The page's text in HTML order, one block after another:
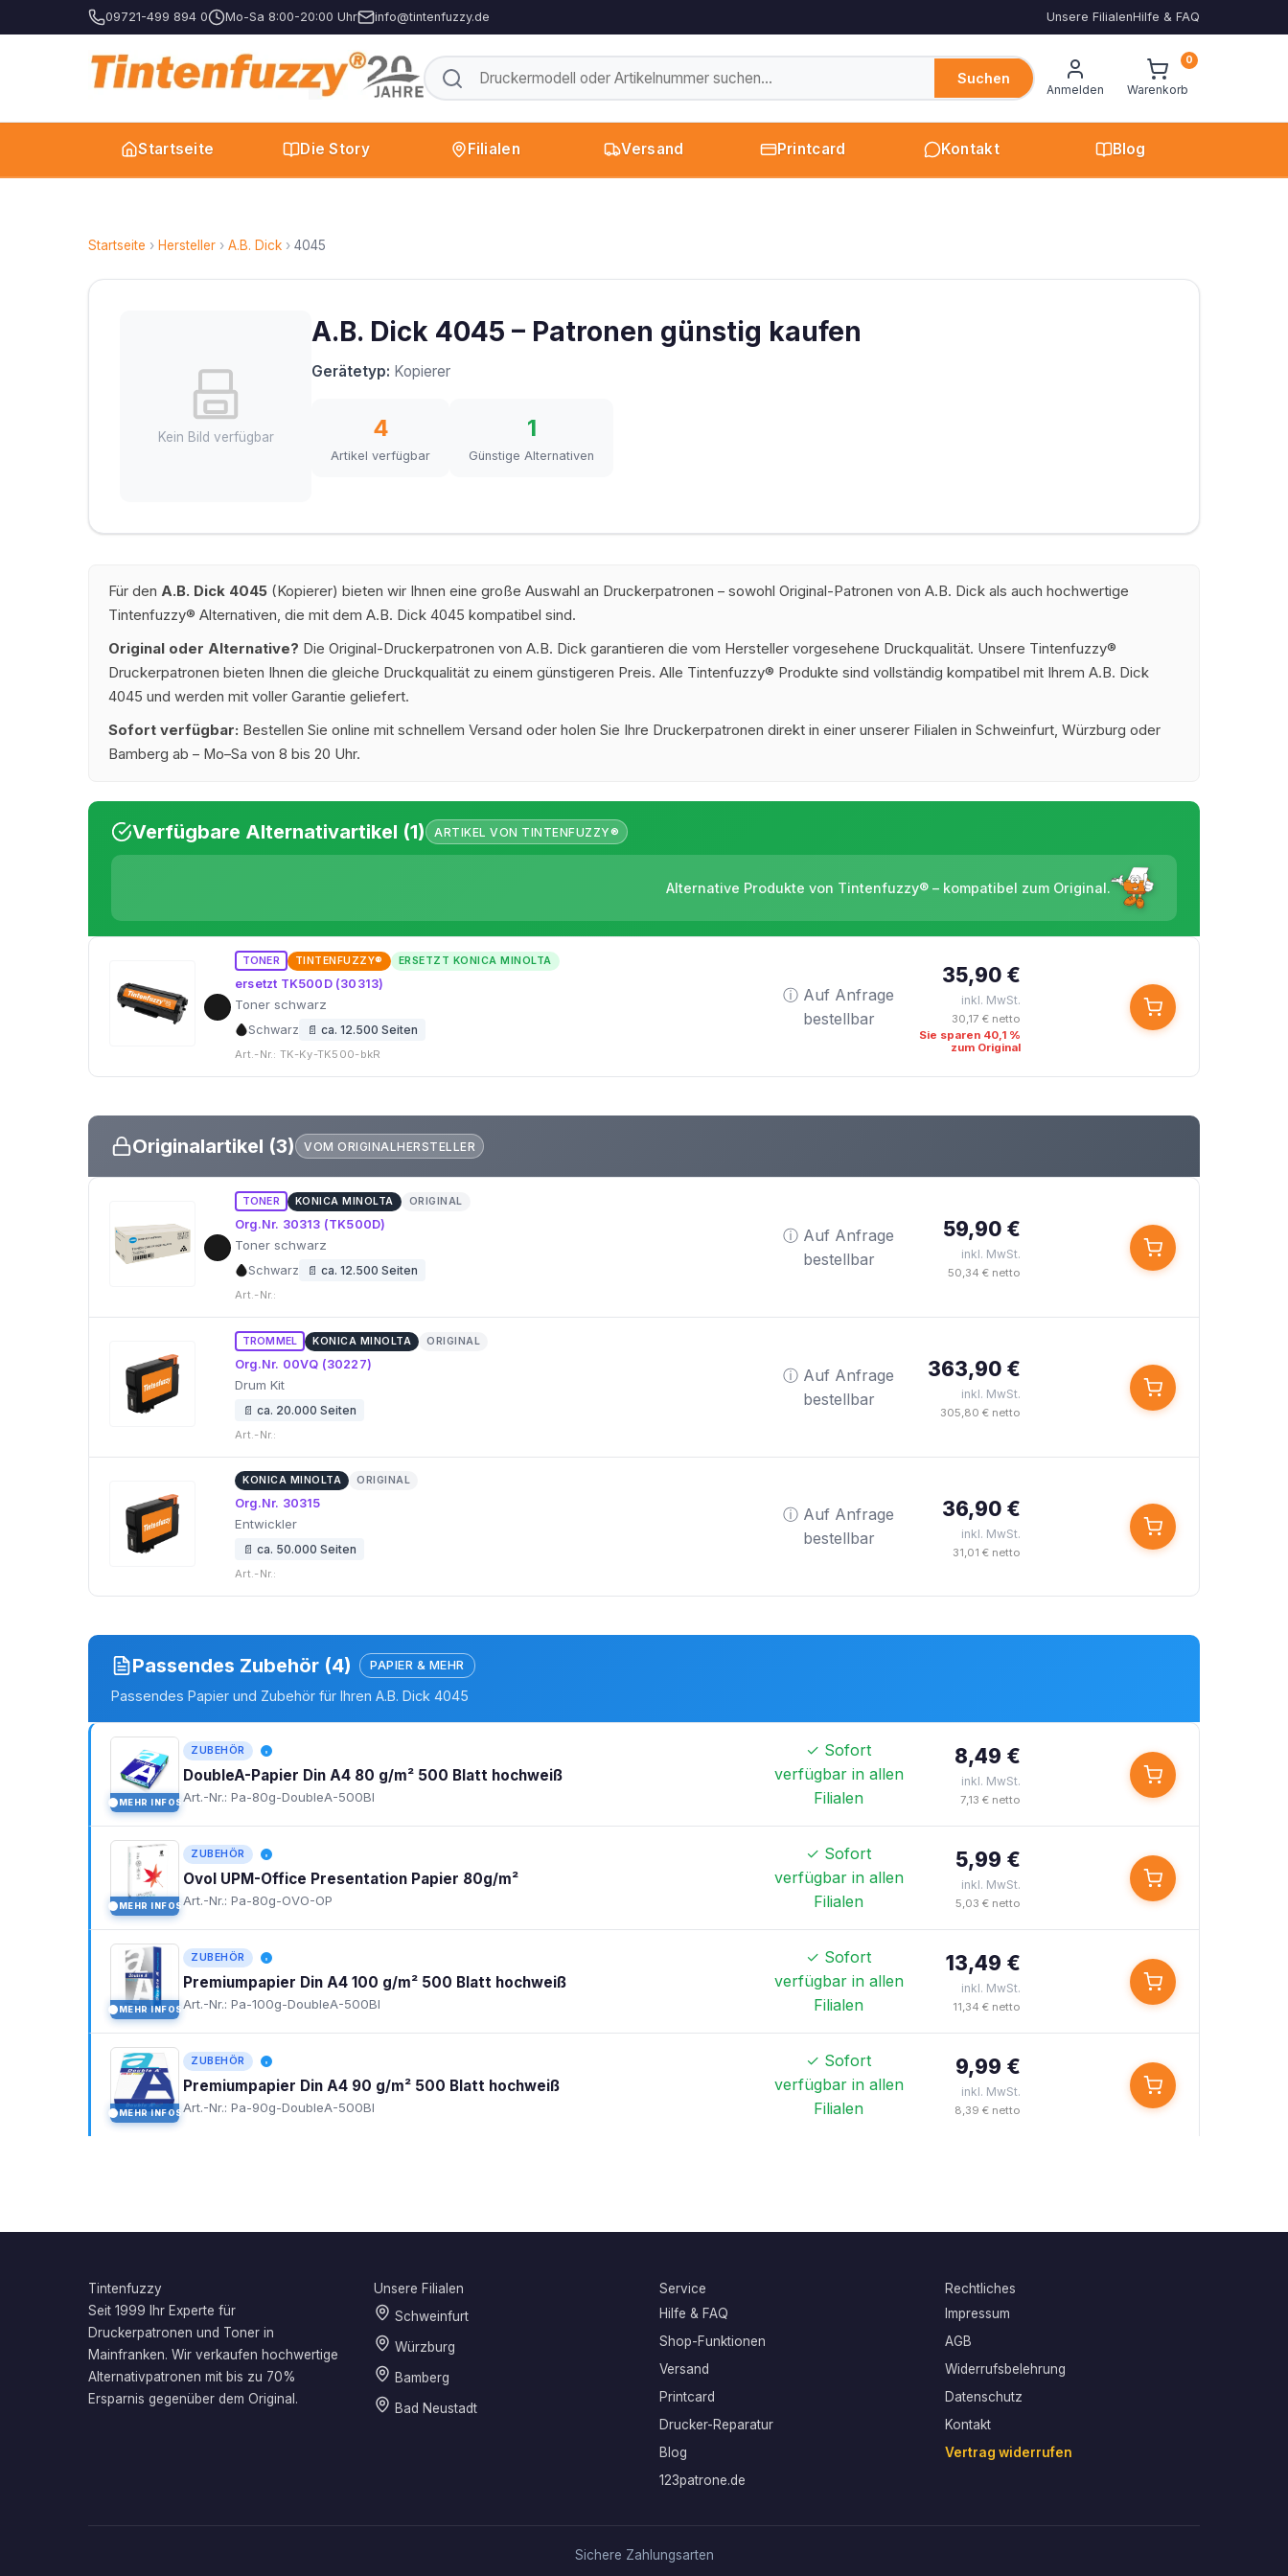
09721-499 894 0 Mo-Sa 8:00-20:00 Uhr info@tintenfuzzy.de Unsere FilialenHilfe & FAQ
Suchen
Anmelden Warenkorb
0
Startseite Die Story Filialen Versand Printcard Kontakt Blog
Startseite › Hersteller › A.B. Dick › 4045
Kein Bild verfügbar
A.B. Dick 4045 – Patronen günstig kaufen
Gerätetyp: Kopierer
4
Artikel verfügbar
1
Günstige Alternativen
Für den A.B. Dick 4045 (Kopierer) bieten wir Ihnen eine große Auswahl an Druckerpatronen – sowohl Original-Patronen von A.B. Dick als auch hochwertige
Tintenfuzzy® Alternativen, die mit dem A.B. Dick 4045 kompatibel sind.
Original oder Alternative? Die Original-Druckerpatronen von A.B. Dick garantieren die vom Hersteller vorgesehene Druckqualität. Unsere Tintenfuzzy®
Druckerpatronen bieten Ihnen die gleiche Druckqualität zu einem günstigeren Preis. Alle Tintenfuzzy® Produkte sind vollständig kompatibel mit Ihrem A.B. Dick
4045 und werden mit voller Garantie geliefert.
Sofort verfügbar: Bestellen Sie online mit schnellem Versand oder holen Sie Ihre Druckerpatronen direkt in einer unserer Filialen in Schweinfurt, Würzburg oder
Bamberg ab – Mo–Sa von 8 bis 20 Uhr.
Originalartikel (3) VOM ORIGINALHERSTELLER
TONER KONICA MINOLTA ORIGINAL
Org.Nr. 30313 (TK500D)
Toner schwarz
Schwarz 📄 ca. 12.500 Seiten
Art.-Nr.:
ⓘ Auf Anfrage
bestellbar
59,90 €
inkl. MwSt.
50,34 € netto
TROMMEL KONICA MINOLTA ORIGINAL
Org.Nr. 00VQ (30227)
Drum Kit
📄 ca. 20.000 Seiten
Art.-Nr.:
ⓘ Auf Anfrage
bestellbar
363,90 €
inkl. MwSt.
305,80 € netto
KONICA MINOLTA ORIGINAL
Org.Nr. 30315
Entwickler
📄 ca. 50.000 Seiten
Art.-Nr.:
ⓘ Auf Anfrage
bestellbar
36,90 €
inkl. MwSt.
31,01 € netto
Verfügbare Alternativartikel (1) ARTIKEL VON TINTENFUZZY®
Alternative Produkte von Tintenfuzzy® – kompatibel zum Original.
TONER TINTENFUZZY® ERSETZT KONICA MINOLTA
ersetzt TK500D (30313)
Toner schwarz
Schwarz 📄 ca. 12.500 Seiten
Art.-Nr.: TK-Ky-TK500-bkR
ⓘ Auf Anfrage
bestellbar
35,90 €
inkl. MwSt.
30,17 € netto
Sie sparen 40,1 %
zum Original
Passendes Zubehör (4) PAPIER & MEHR
Passendes Papier und Zubehör für Ihren A.B. Dick 4045
MEHR INFOS
ZUBEHÖR
DoubleA-Papier Din A4 80 g/m² 500 Blatt hochweiß
Art.-Nr.: Pa-80g-DoubleA-500Bl
✓ Sofort
verfügbar in allen
Filialen
8,49 €
inkl. MwSt.
7,13 € netto
MEHR INFOS
ZUBEHÖR
Ovol UPM-Office Presentation Papier 80g/m²
Art.-Nr.: Pa-80g-OVO-OP
✓ Sofort
verfügbar in allen
Filialen
5,99 €
inkl. MwSt.
5,03 € netto
MEHR INFOS
ZUBEHÖR
Premiumpapier Din A4 100 g/m² 500 Blatt hochweiß
Art.-Nr.: Pa-100g-DoubleA-500Bl
✓ Sofort
verfügbar in allen
Filialen
13,49 €
inkl. MwSt.
11,34 € netto
MEHR INFOS
ZUBEHÖR
Premiumpapier Din A4 90 g/m² 500 Blatt hochweiß
Art.-Nr.: Pa-90g-DoubleA-500Bl
✓ Sofort
verfügbar in allen
Filialen
9,99 €
inkl. MwSt.
8,39 € netto
Tintenfuzzy
Seit 1999 Ihr Experte für
Druckerpatronen und Toner in
Mainfranken. Wir verkaufen hochwertige
Alternativpatronen mit bis zu 70%
Ersparnis gegenüber dem Original.
Unsere Filialen
Schweinfurt
Würzburg
Bamberg
Bad Neustadt
Service
Hilfe & FAQ
Shop-Funktionen
Versand
Printcard
Drucker-Reparatur
Blog
123patrone.de
Rechtliches
Impressum
AGB
Widerrufsbelehrung
Datenschutz
Kontakt
Vertrag widerrufen
Sichere Zahlungsarten